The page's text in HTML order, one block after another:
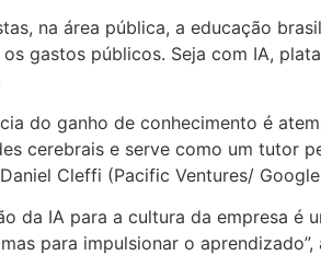
na área pública, a educação
gastos públicos. Seja com IA,
do ganho de conhecimento é
cerebrais e serve como um tutor
Cleffi (Pacific Ventures/
da IA para a cultura da empresa
para impulsionar o aprendizado”,